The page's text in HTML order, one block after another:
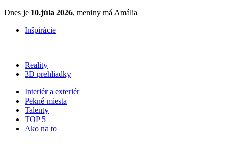
Dnes je 10.júla 2026, meniny má Amália
Inšpirácie
Reality
3D prehliadky
Interiér a exteriér
Pekné miesta
Talenty
TOP 5
Ako na to